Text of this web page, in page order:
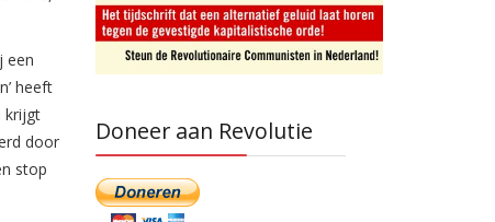
een
heeft
krijgt
door
stop
Doneer aan Revolutie